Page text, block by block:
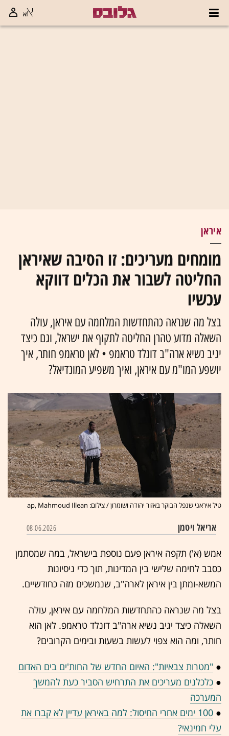
איראן
מומחים מעריכים: זו הסיבה שאיראן
החליטה לשבור את הכלים דווקא
עכשיו
בצל מה שנראה כהתחדשות המלחמה עם איראן, עולה
השאלה מדוע טהרן החליטה לתקוף את ישראל, וגם כיצד
יגיב נשיא ארה"ב דונלד טראמפ • לאן טראמפ חותר, איך
יושפע המו"מ עם איראן, ואיך משפיע המונדיאל?
טיל איראני שנפל הבוקר באזור יהודה ושומרון / צילום: ap, Mahmoud Illean
אריאל ויטמן 08.06.2026
אמש (א') תקפה איראן פעם נוספת בישראל, במה שמסתמן
כסבב לחימה שלישי בין המדינות, תוך כדי ניסיונות
המשא-ומתן בין איראן לארה"ב, שנמשכים מזה כחודשיים.
בצל מה שנראה כהתחדשות המלחמה עם איראן, עולה
השאלה כיצד יגיב נשיא ארה"ב דונלד טראמפ. לאן הוא
חותר, ומה הוא צפוי לעשות בשעות ובימים הקרובים?
● "מטרות צבאיות": האיום החדש של החות'ים בים האדום
● כלכלנים מעריכים את התרחיש הסביר כעת להמשך
המערכה
●
100 ימים אחרי החיסול: למה באיראן עדיין לא קברו את
עלי חמינאי?